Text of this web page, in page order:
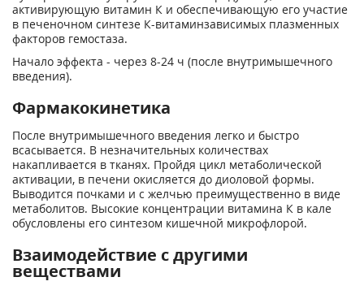
активирующую витамин К и обеспечиваю­щую его участие
в печеночном синтезе К-витаминзависимых плазменных
факторов гемо­стаза.
Начало эффекта - через 8-24 ч (после внутримышечного
введения).
Фармакокинетика
После внутримышечного введения легко и быстро
всасывается. В незначительных количе­ствах
накапливается в тканях. Пройдя цикл метаболической
активации, в печени окисляется до диоловой формы.
Выводится почками и с желчью преимущественно в виде
метаболитов. Высокие концентрации витамина К в кале
обусловлены его синтезом кишечной микрофло­рой.
Взаимодействие с другими
веществами